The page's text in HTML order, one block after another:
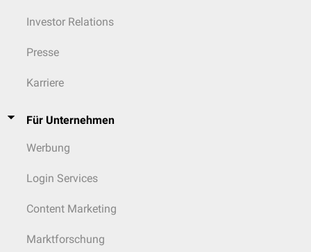
Investor Relations
Presse
Karriere
Für Unternehmen
Werbung
Login Services
Content Marketing
Marktforschung